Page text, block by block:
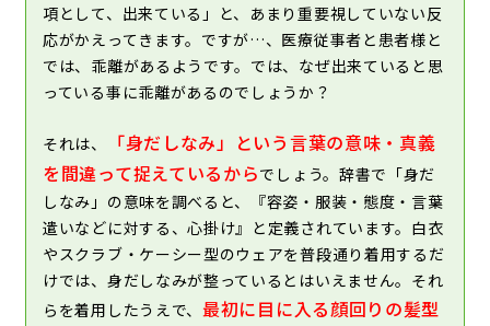
項として、出来ている」と、あまり重要視していない反
応がかえってきます。ですが…、医療従事者と患者様と
では、乖離があるようです。では、なぜ出来ていると思
っている事に乖離があるのでしょうか？
それは、
「身だしなみ」という言葉の意味・真義
を間違って捉えているからでしょう。辞書で「身だ
しなみ」の意味を調べると、『容姿・服装・態度・言葉
遣いなどに対する、心掛け』と定義されています。白衣
やスクラブ・ケーシー型のウェアを普段通り着用するだ
けでは、身だしなみが整っているとはいえません。それ
らを着用したうえで、 最初に目に入る顔回りの髪型